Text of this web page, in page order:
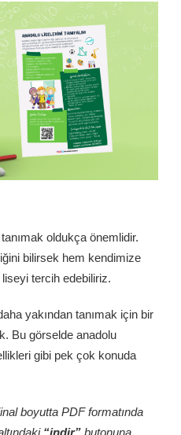
oldukça önemlidir.
bilirsek hem kendimize
tercih edebiliriz.
yakından tanımak için bir
Bu görselde anadolu
gibi pek çok konuda
boyutta PDF formatında